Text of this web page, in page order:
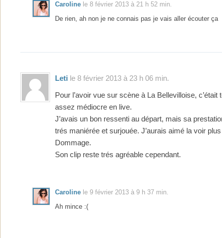
Caroline le 8 février 2013 à 21 h 52 min.
De rien, ah non je ne connais pas je vais aller écouter ça
Leti le 8 février 2013 à 23 h 06 min.
Pour l’avoir vue sur scène à La Bellevilloise, c’était
assez médiocre en live.
J’avais un bon ressenti au départ, mais sa
trés maniérée et surjouée. J’aurais aimé la voir
Dommage.
Son clip reste trés agréable cependant.
Caroline le 9 février 2013 à 9 h 37 min.
Ah mince :(